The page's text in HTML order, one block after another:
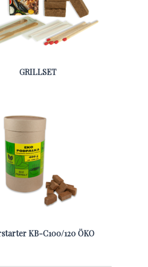
GRILLSET
KB-C100/120 ÖKO